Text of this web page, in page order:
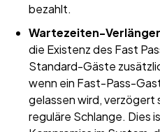
bezahlt.
Wartezeiten-
die Existenz des Fast
Standard-Gäste
wenn ein Fast-Pass-
gelassen wird, verzögert
reguläre Schlange. Dies